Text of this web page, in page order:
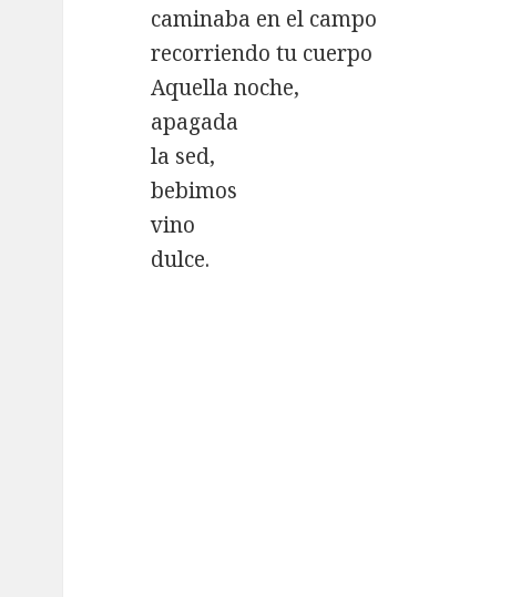
caminaba en el campo
recorriendo tu cuerpo
Aquella noche,
apagada
la sed,
bebimos
vino
dulce.